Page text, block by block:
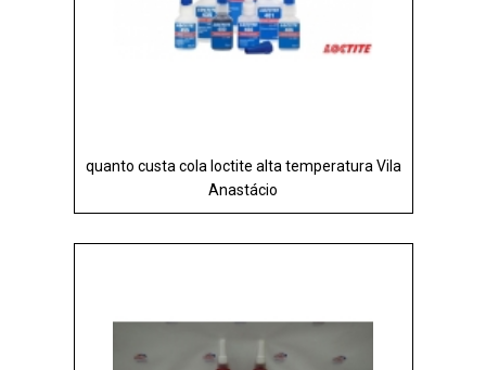
quanto custa cola loctite alta temperatura Vila
Anastácio